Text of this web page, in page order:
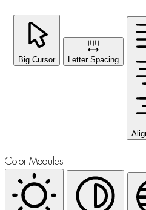
Big Cursor Letter Spacing
Color Modules